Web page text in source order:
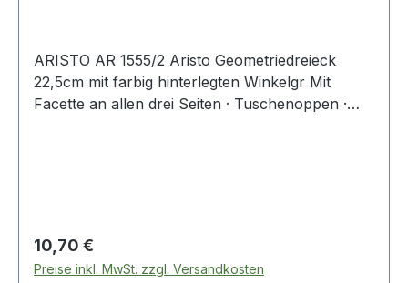
ARISTO AR 1555/2 Aristo Geometriedreieck
22,5cm mit farbig hinterlegten Winkelgr Mit
Facette an allen drei Seiten · Tuschenoppen ·
Regulärer Preis:
10,70 €
Preise inkl. MwSt. zzgl. Versandkosten